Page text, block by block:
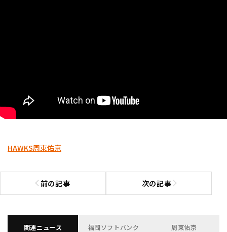
HAWKS周東佑京
前の記事
前の記事へ 次の記事次の記事へ
関連ニュース 福岡ソフトバンク 周東佑京